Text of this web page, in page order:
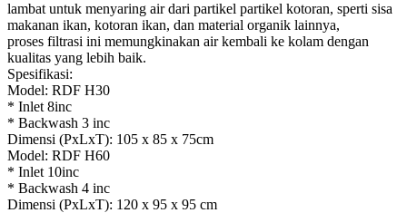
lambat untuk menyaring air dari partikel partikel kotoran, sperti sisa
makanan ikan, kotoran ikan, dan material organik lainnya,
proses filtrasi ini memungkinakan air kembali ke kolam dengan
kualitas yang lebih baik.
Spesifikasi:
Model: RDF H30
* Inlet 8inc
* Backwash 3 inc
Dimensi (PxLxT): 105 x 85 x 75cm
Model: RDF H60
* Inlet 10inc
* Backwash 4 inc
Dimensi (PxLxT): 120 x 95 x 95 cm